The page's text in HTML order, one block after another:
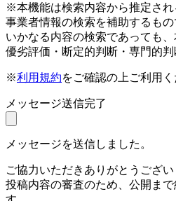
※本機能は検索内容から推定され
事業者情報の検索を補助するもの
いかなる内容の検索であっても
優劣評価・断定的判断・専門的判
※利用規約をご確認の上ご利用
メッセージ送信完了
メッセージを送信しました。
ご協力いただきありがとうござい
投稿内容の審査のため、公開ま